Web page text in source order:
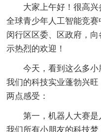
大家上午好！很高兴
全球青少年人工智能竞
闵行区区委、区政府，
示热烈的欢迎！
今天，看到这么多小
我们的科技实业蓬勃兴
两点感受：
第一，机器人大赛是
我们所有小朋友的科技